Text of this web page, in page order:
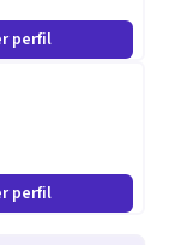
perfil
perfil